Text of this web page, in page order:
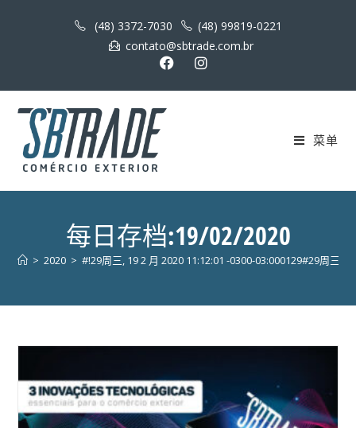
(48) 3372-7030
(48) 99819-0221
contato@sbtrade.com.br
菜单
每日存档:19/02/2020
> 2020 > #!29周三, 19 2 月 2020 11:12:01 -0300-03:000129#29周三